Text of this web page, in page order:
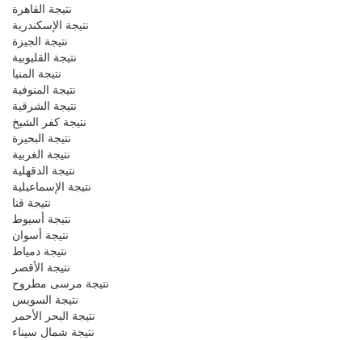
نتيجة المنوفية
نتيجة أسيوط
نتيجة شمال سيناء